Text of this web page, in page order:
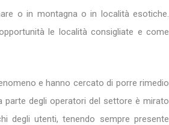
o in montagna o in località esotiche.
le località consigliate e come
e hanno cercato di porre rimedio
parte degli operatori del settore è mirato
degli utenti, tenendo sempre presente